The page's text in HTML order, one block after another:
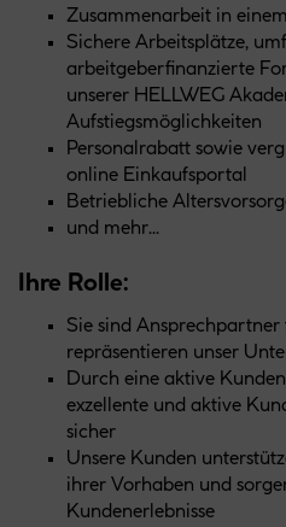
Zusammenarbeit in
Sichere Arbeitsplätze,
arbeitgeberfinanzierte
unserer HELLWEG
Aufstiegsmöglichkeiten
Personalrabatt sowie
online Einkaufsportal
Betriebliche
und mehr...
Ihre Rolle:
Sie sind
repräsentieren unser
Durch eine aktive
exzellente und aktive
sicher
Unsere Kunden
ihrer Vorhaben und
Kundenerlebnisse